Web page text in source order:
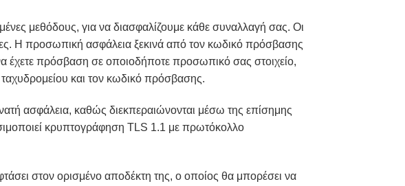
μεθόδους, για να διασφαλίζουμε κάθε συναλλαγή σας. Οι
Η προσωπική ασφάλεια ξεκινά από τον κωδικό πρόσβασης
έχετε πρόσβαση σε οποιοδήποτε προσωπικό σας στοιχείο,
και τον κωδικό πρόσβασης.
ασφάλεια, καθώς διεκπεραιώνονται μέσω της επίσημης
κρυπτογράφηση TLS 1.1 με πρωτόκολλο
στον ορισμένο αποδέκτη της, ο οποίος θα μπορέσει να